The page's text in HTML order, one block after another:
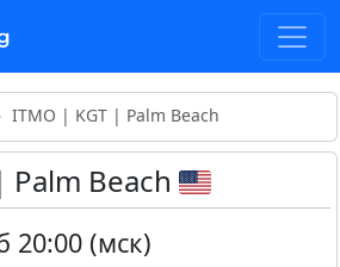
ITMO | KGT | Palm Beach
Beach
20:00 (мск)